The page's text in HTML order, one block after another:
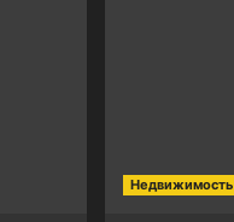
Недвижимость